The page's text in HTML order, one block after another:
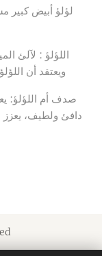
لؤلؤ أبيض
اللؤلؤ : لآلئ
ويعتقد أن
صدف أم اللؤلؤ:
دافئ ولطيف، يعزز